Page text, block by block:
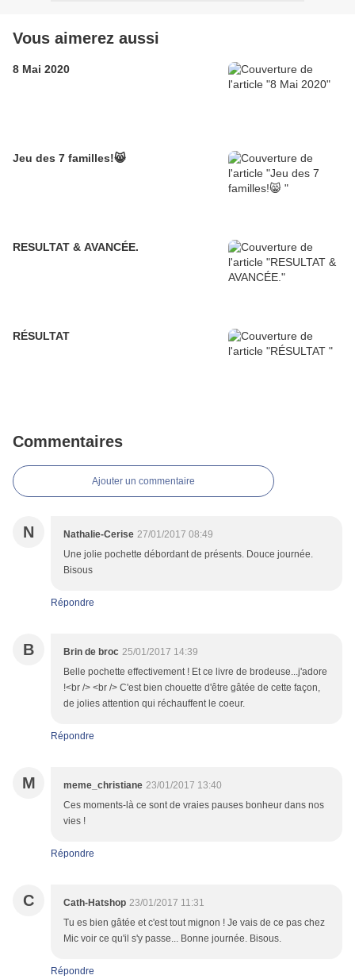
Vous aimerez aussi
8 Mai 2020
Jeu des 7 familles!😸
RESULTAT & AVANCÉE.
RÉSULTAT
Commentaires
Ajouter un commentaire
N Nathalie-Cerise 27/01/2017 08:49
Une jolie pochette débordant de présents. Douce journée.
Bisous
Répondre
B Brin de broc 25/01/2017 14:39
Belle pochette effectivement ! Et ce livre de brodeuse...j'adore
!<br /> <br /> C'est bien chouette d'être gâtée de cette façon,
de jolies attention qui réchauffent le coeur.
Répondre
M meme_christiane 23/01/2017 13:40
Ces moments-là ce sont de vraies pauses bonheur dans nos
vies !
Répondre
C Cath-Hatshop 23/01/2017 11:31
Tu es bien gâtée et c'est tout mignon ! Je vais de ce pas chez
Mic voir ce qu'il s'y passe... Bonne journée. Bisous.
Répondre